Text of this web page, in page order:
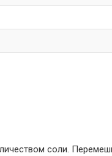
соли.